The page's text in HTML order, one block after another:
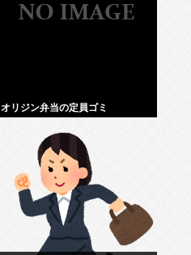
オリジン弁当の定員ゴミ